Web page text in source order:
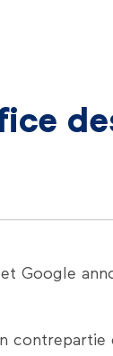
Google
contrepartie